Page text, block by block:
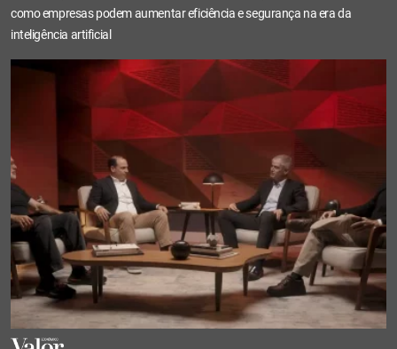
como empresas podem aumentar eficiência e segurança na era da
inteligência artificial